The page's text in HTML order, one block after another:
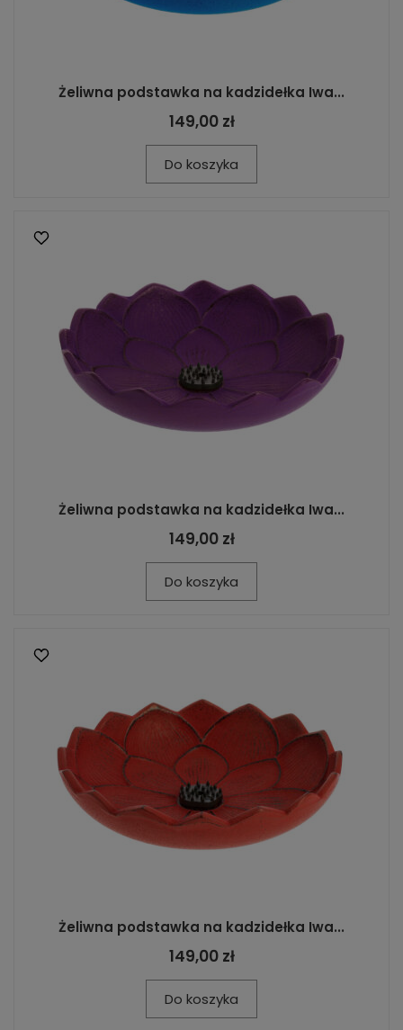
Żeliwna podstawka na kadzidełka Iwa...
149,00 zł
Do koszyka
Żeliwna podstawka na kadzidełka Iwa...
149,00 zł
Do koszyka
Żeliwna podstawka na kadzidełka Iwa...
149,00 zł
Do koszyka